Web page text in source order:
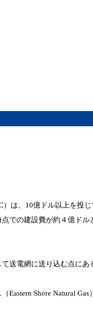
は、10億ドル以上を投
での建設費が約４億ドル
送電網に送り込む点にあ
Shore Natural